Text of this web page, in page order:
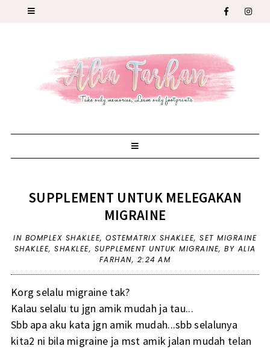
SUPPLEMENT UNTUK MELEGAKAN
MIGRAINE
IN BOMPLEX SHAKLEE, OSTEMATRIX SHAKLEE, SET MIGRAINE
SHAKLEE, SHAKLEE, SUPPLEMENT UNTUK MIGRAINE, BY ALIA
FARHAN, 2:24 AM
Korg selalu migraine tak?
Kalau selalu tu jgn amik mudah ja tau...
Sbb apa aku kata jgn amik mudah...sbb selalunya
kita2 ni bila migraine ja mst amik jalan mudah telan